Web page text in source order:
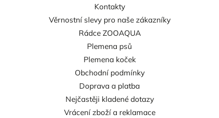
Kontakty
Věrnostní slevy pro naše zákazníky
Rádce ZOOAQUA
Plemena psů
Plemena koček
Obchodní podmínky
Doprava a platba
Nejčastěji kladené dotazy
Vrácení zboží a reklamace